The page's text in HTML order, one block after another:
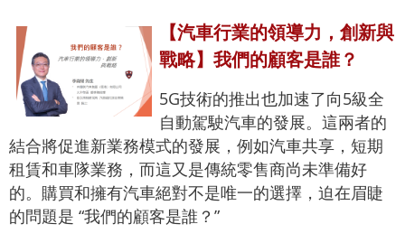
【汽車行業的領導力，創新與
戰略】我們的顧客是誰？
5G技術的推出也加速了向5級全
自動駕駛汽車的發展。這兩者的
結合將促進新業務模式的發展，例如汽車共享，短期
租賃和車隊業務，而這又是傳統零售商尚未準備好
的。購買和擁有汽車絕對不是唯一的選擇，迫在眉睫
的問題是 “我們的顧客是誰？”